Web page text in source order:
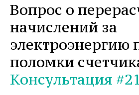
Вопрос о
начислений за
электроэнергию
поломки
Консультация